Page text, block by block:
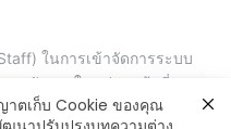
ในการเข้าจัดการระบบ
ละจัดการในแต่ละหน้าที่
(Role) ที่สามารถกำหนดได้
าตเก็บ Cookie ของคุณ